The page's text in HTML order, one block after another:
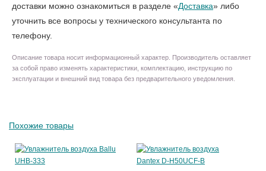
доставки можно ознакомиться в разделе «Доставка» либо
уточнить все вопросы у технического консультанта по
телефону.
Описание товара носит информационный характер. Производитель оставляет
за собой право изменять характеристики, комплектацию, инструкцию по
эксплуатации и внешний вид товара без предварительного уведомления.
Похожие товары